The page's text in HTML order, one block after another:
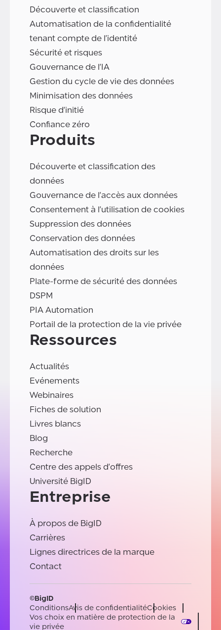
Découverte et classification
Automatisation de la confidentialité
tenant compte de l'identité
Sécurité et risques
Gouvernance de l'IA
Gestion du cycle de vie des données
Minimisation des données
Risque d'initié
Confiance zéro
Produits
Découverte et classification des
données
Gouvernance de l'accès aux données
Consentement à l'utilisation de cookies
Suppression des données
Conservation des données
Automatisation des droits sur les
données
Plate-forme de sécurité des données
DSPM
PIA Automation
Portail de la protection de la vie privée
Ressources
Actualités
Evénements
Webinaires
Fiches de solution
Livres blancs
Blog
Recherche
Centre des appels d'offres
Université BigID
Entreprise
À propos de BigID
Carrières
Lignes directrices de la marque
Contact
©BigID
ConditionsAvis de confidentialitéCookies
Vos choix en matière de protection de la
vie privée